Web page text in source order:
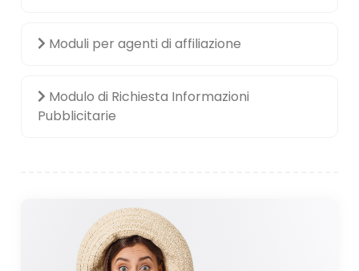
Moduli per agenti di affiliazione
Modulo di Richiesta Informazioni
Pubblicitarie